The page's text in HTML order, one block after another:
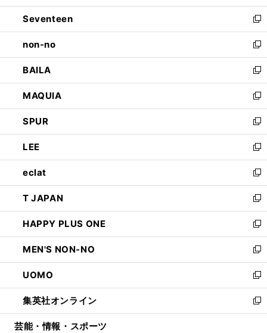
開
く
ウ
で
開
く
ン
ド
ウ
で
開
く
Seventeen
新
し
い
ウ
ィ
ン
ド
ウ
で
開
く
non-no
新
し
い
ウ
ィ
ン
ド
ウ
で
開
く
BAILA
新
し
い
ウ
ィ
ン
ド
ウ
で
開
く
MAQUIA
新
し
い
ウ
ィ
ン
ド
ウ
で
開
く
SPUR
新
し
い
ウ
ィ
ン
ド
ウ
で
開
く
LEE
新
し
い
ウ
ィ
ン
ド
ウ
で
開
く
eclat
新
し
い
ウ
ィ
ン
ド
ウ
で
開
く
T JAPAN
新
し
い
ウ
ィ
ン
ド
ウ
で
開
HAPPY PLUS ONE
新
し
い
ウ
ィ
ン
ド
ウ
MEN'S NON-NO
新
し
い
ウ
ィ
ン
UOMO
新
し
い
ウ
集英社オンライン
新
し
芸能・情報・スポーツ